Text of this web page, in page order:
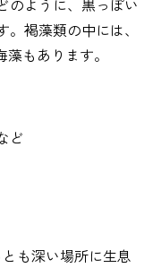
のように、黒っぽい
褐藻類の中には、
もあります。
ど
も深い場所に生息